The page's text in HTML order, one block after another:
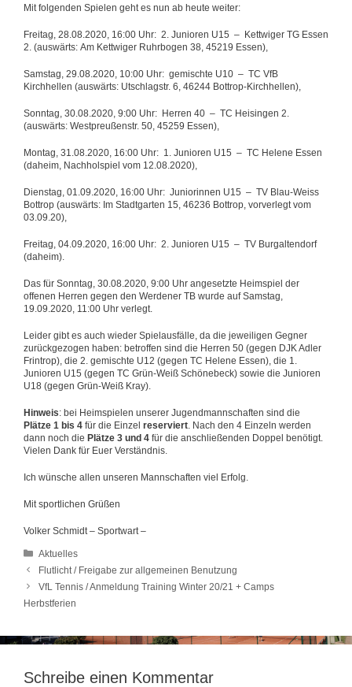
Mit folgenden Spielen geht es nun ab heute weiter:
Freitag, 28.08.2020, 16:00 Uhr: 2. Junioren U15 – Kettwiger TG Essen
2. (auswärts: Am Kettwiger Ruhrbogen 38, 45219 Essen),
Samstag, 29.08.2020, 10:00 Uhr: gemischte U10 – TC VfB
Kirchhellen (auswärts: Utschlagstr. 6, 46244 Bottrop-Kirchhellen),
Sonntag, 30.08.2020, 9:00 Uhr: Herren 40 – TC Heisingen 2.
(auswärts: Westpreußenstr. 50, 45259 Essen),
Montag, 31.08.2020, 16:00 Uhr: 1. Junioren U15 – TC Helene Essen
(daheim, Nachholspiel vom 12.08.2020),
Dienstag, 01.09.2020, 16:00 Uhr: Juniorinnen U15 – TV Blau-Weiss
Bottrop (auswärts: Im Stadtgarten 15, 46236 Bottrop, vorverlegt vom
03.09.20),
Freitag, 04.09.2020, 16:00 Uhr: 2. Junioren U15 – TV Burgaltendorf
(daheim).
Das für Sonntag, 30.08.2020, 9:00 Uhr angesetzte Heimspiel der
offenen Herren gegen den Werdener TB wurde auf Samstag,
19.09.2020, 11:00 Uhr verlegt.
Leider gibt es auch wieder Spielausfälle, da die jeweiligen Gegner
zurückgezogen haben: betroffen sind die Herren 50 (gegen DJK Adler
Frintrop), die 2. gemischte U12 (gegen TC Helene Essen), die 1.
Junioren U15 (gegen TC Grün-Weiß Schönebeck) sowie die Junioren
U18 (gegen Grün-Weiß Kray).
Hinweis: bei Heimspielen unserer Jugendmannschaften sind die
Plätze 1 bis 4 für die Einzel reserviert. Nach den 4 Einzeln werden
dann noch die Plätze 3 und 4 für die anschließenden Doppel benötigt.
Vielen Dank für Euer Verständnis.
Ich wünsche allen unseren Mannschaften viel Erfolg.
Mit sportlichen Grüßen
Volker Schmidt – Sportwart –
Kategorien
Aktuelles
Flutlicht / Freigabe zur allgemeinen Benutzung
VfL Tennis / Anmeldung Training Winter 20/21 + Camps
Herbstferien
Schreibe einen Kommentar